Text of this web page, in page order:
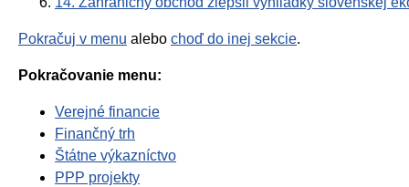
Pokračuj v menu alebo choď do inej sekcie.
Pokračovanie menu:
Verejné financie
Finančný trh
Štátne výkazníctvo
PPP projekty